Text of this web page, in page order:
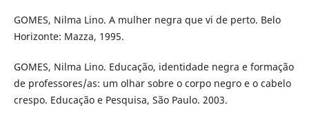
GOMES, Nilma Lino. A mulher negra que vi de perto. Belo
Horizonte: Mazza, 1995.
GOMES, Nilma Lino. Educação, identidade negra e formação
de professores/as: um olhar sobre o corpo negro e o cabelo
crespo. Educação e Pesquisa, São Paulo. 2003.